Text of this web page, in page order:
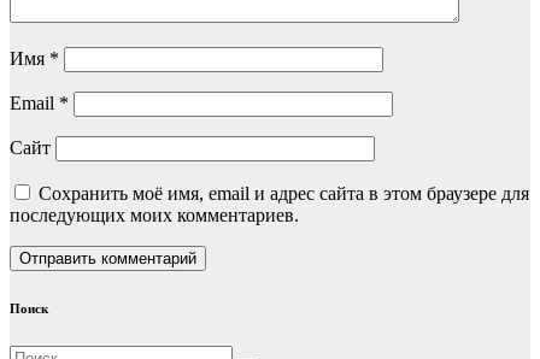
Имя *
Email *
Сайт
Сохранить моё имя, email и адрес сайта в этом браузере для
последующих моих комментариев.
Поиск